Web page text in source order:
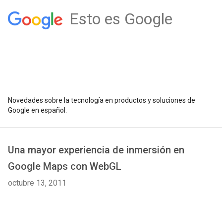
Esto es Google
Novedades sobre la tecnología en productos y soluciones de
Google en español.
Una mayor experiencia de inmersión en
Google Maps con WebGL
octubre 13, 2011